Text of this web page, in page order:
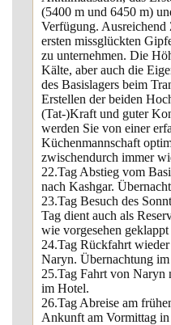
(5400 m und 6450 m)
Verfügung. Ausreichend
ersten missglückten
zu unternehmen. Die
Kälte, aber auch die
des Basislagers beim
Erstellen der beiden
(Tat-)Kraft und guter
werden Sie von einer
Küchenmannschaft
zwischendurch immer
22.Tag Abstieg vom
nach Kashgar.
23.Tag Besuch des
Tag dient auch als
wie vorgesehen geklappt
24.Tag Rückfahrt
Naryn. Übernachtung
25.Tag Fahrt von Naryn
im Hotel.
26.Tag Abreise am
Ankunft am Vormittag